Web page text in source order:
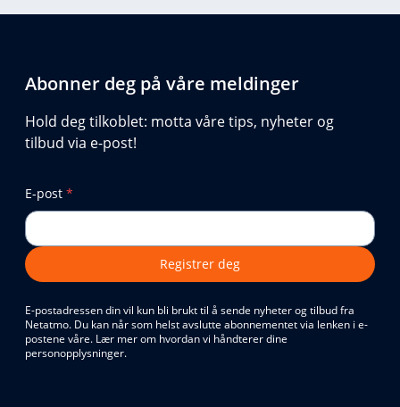
Abonner deg på våre meldinger
Hold deg tilkoblet: motta våre tips, nyheter og
tilbud via e-post!
E-post *
Registrer deg
E-postadressen din vil kun bli brukt til å sende nyheter og tilbud fra
Netatmo. Du kan når som helst avslutte abonnementet via lenken i e-
postene våre. Lær mer om hvordan vi håndterer dine
personopplysninger.